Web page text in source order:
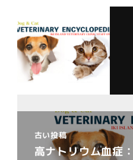
古い投稿
高ナトリウム血症：